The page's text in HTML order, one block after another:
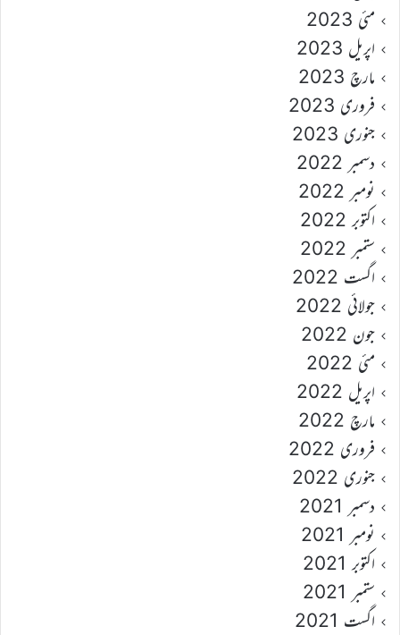
مئی 2023
اپریل 2023
مارچ 2023
فروری 2023
جنوری 2023
دسمبر 2022
نومبر 2022
اکتوبر 2022
ستمبر 2022
اگست 2022
جولائی 2022
جون 2022
مئی 2022
اپریل 2022
مارچ 2022
فروری 2022
جنوری 2022
دسمبر 2021
نومبر 2021
اکتوبر 2021
ستمبر 2021
اگست 2021